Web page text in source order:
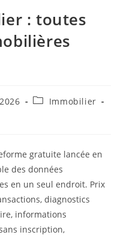
: toutes
Immobilier
gratuite lancée en
des données
en un seul endroit. Prix
diagnostics
informations
inscription,